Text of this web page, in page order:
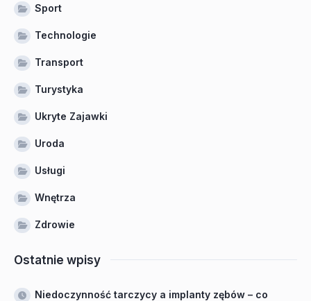
Sport
Technologie
Transport
Turystyka
Ukryte Zajawki
Uroda
Usługi
Wnętrza
Zdrowie
Ostatnie wpisy
Niedoczynność tarczycy a implanty zębów – co